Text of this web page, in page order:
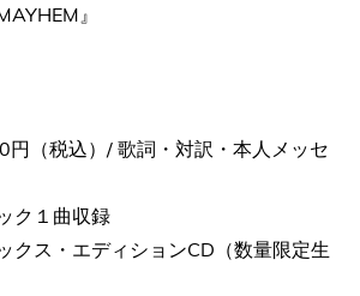
』
（税込）/ 歌詞・対訳・本人メッセ
ク１曲収録
クス・エディションCD（数量限定生